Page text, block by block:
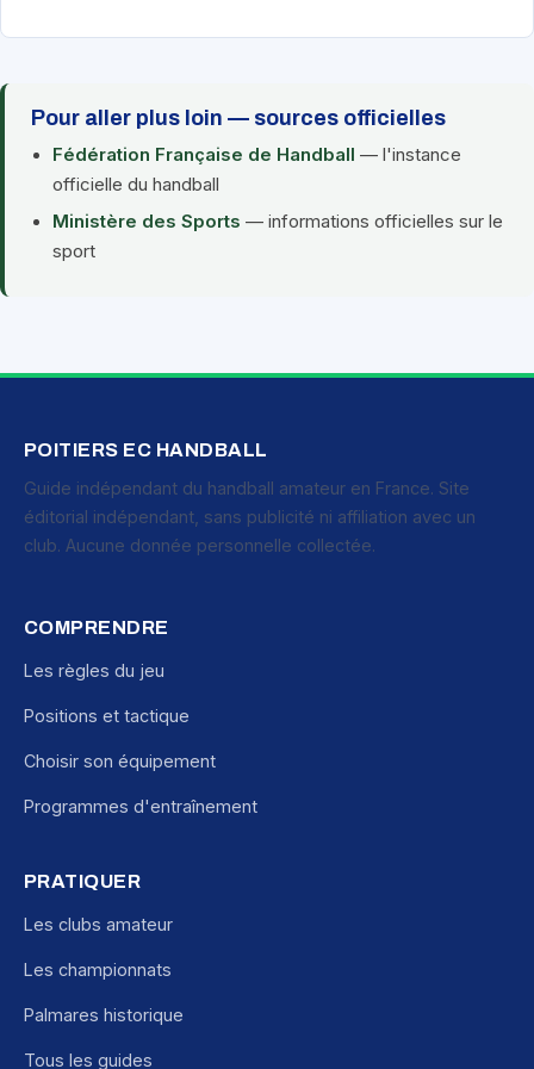
Pour aller plus loin — sources officielles
Fédération Française de Handball — l'instance
officielle du handball
Ministère des Sports — informations officielles sur le
sport
POITIERS EC HANDBALL
Guide indépendant du handball amateur en France. Site
éditorial indépendant, sans publicité ni affiliation avec un
club. Aucune donnée personnelle collectée.
COMPRENDRE
Les règles du jeu
Positions et tactique
Choisir son équipement
Programmes d'entraînement
PRATIQUER
Les clubs amateur
Les championnats
Palmares historique
Tous les guides